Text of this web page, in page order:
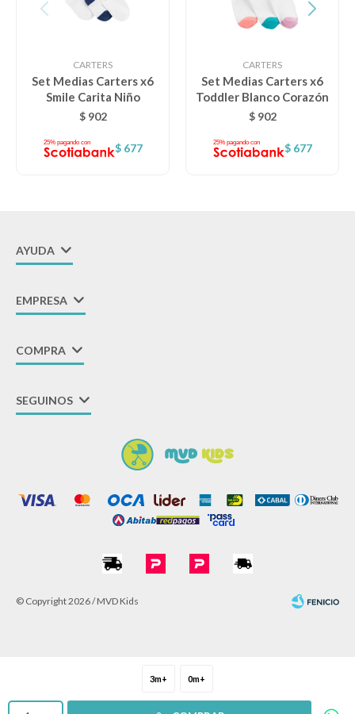
3m+ 0m+
CARTERS
Set Medias Carters x6
Smile Carita Niño
$ 902
$ 677
CARTERS
Set Medias Carters x6
Toddler Blanco Corazón
$ 902
$ 677
AYUDA
EMPRESA
COMPRA
SEGUINOS
© Copyright 2026 / MVD Kids